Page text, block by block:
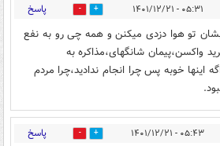
۰۵:۳۱ - ۱۴۰۱/۱۲/۲۱ 3 پاسخ
تو هوا دزدی میکنن و همه چی رو به نفع
واکسن،پیمان شانگهای،مذاکره به
اینها خوبه پس چرا انجام ندادید،چرا مردم
۰۵:۴۳ - ۱۴۰۱/۱۲/۲۱ 1 پاسخ